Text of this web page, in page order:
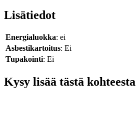
Lisätiedot
Energialuokka: ei
Asbestikartoitus: Ei
Tupakointi: Ei
Kysy lisää tästä kohteesta